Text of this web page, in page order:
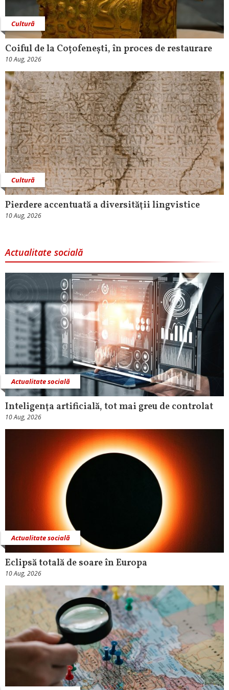
Cultură
Coiful de la Coțofenești, în proces de restaurare
10 Aug, 2026
Cultură
Pierdere accentuată a diversităţii lingvistice
10 Aug, 2026
Actualitate socială
Actualitate socială
Inteligenţa artificială, tot mai greu de controlat
10 Aug, 2026
Actualitate socială
Eclipsă totală de soare în Europa
10 Aug, 2026